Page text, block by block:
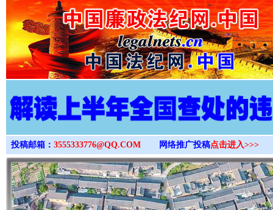
>
投稿邮箱： 3555333776@QQ.COM 网络推广投稿点击进入>>>